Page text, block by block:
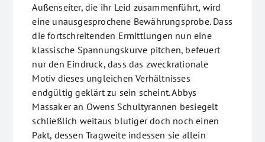
Außenseiter, die ihr Leid zusammenführt, wird
eine unausgesprochene Bewährungsprobe. Dass
die fortschreitenden Ermittlungen nun eine
klassische Spannungskurve pitchen, befeuert
nur den Eindruck, dass das zweckrationale
Motiv dieses ungleichen Verhältnisses
endgültig geklärt zu sein scheint. Abbys
Massaker an Owens Schultyrannen besiegelt
schließlich weitaus blutiger doch noch einen
Pakt, dessen Tragweite indessen sie allein